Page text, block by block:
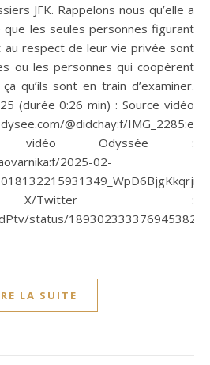
JFK. Rappelons nous qu’elle a
les seules personnes figurant
respect de leur vie privée sont
ou les personnes qui coopèrent
qu’ils sont en train d’examiner.
(durée 0:26 min) : Source vidéo
@didchay:f/IMG_2285:e
vidéo Odyssée :
2025-02-
X/Twitter :
status/1893023333769453820?
LA SUITE